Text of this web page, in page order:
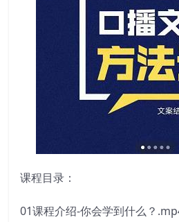
课程目录：
01课程介绍-你会学到什么？